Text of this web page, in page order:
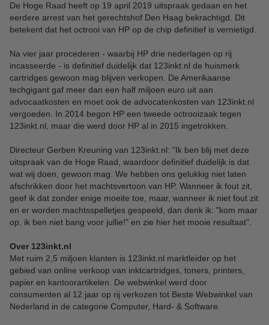
De Hoge Raad heeft op 19 april 2019 uitspraak gedaan en het
eerdere arrest van het gerechtshof Den Haag bekrachtigd. Dit
betekent dat het octrooi van HP op de chip definitief is vernietigd.
Na vier jaar procederen - waarbij HP drie nederlagen op rij
incasseerde - is definitief duidelijk dat 123inkt.nl de huismerk
cartridges gewoon mag blijven verkopen. De Amerikaanse
techgigant gaf meer dan een half miljoen euro uit aan
advocaatkosten en moet ook de advocatenkosten van 123inkt.nl
vergoeden. In 2014 begon HP een tweede octrooizaak tegen
123inkt.nl, maar die werd door HP al in 2015 ingetrokken.
Directeur Gerben Kreuning van 123inkt.nl: "Ik ben blij met deze
uitspraak van de Hoge Raad, waardoor definitief duidelijk is dat
wat wij doen, gewoon mag. We hebben ons gelukkig niet laten
afschrikken door het machtsvertoon van HP. Wanneer ik fout zit,
geef ik dat zonder enige moeite toe, maar, wanneer ik niet fout zit
en er worden machtsspelletjes gespeeld, dan denk ik: "kom maar
op, ik ben niet bang voor jullie!" en zie hier het mooie resultaat".
Over 123inkt.nl
Met ruim 2,5 miljoen klanten is 123inkt.nl marktleider op het
gebied van online verkoop van inktcartridges, toners, printers,
papier en kantoorartikelen. De webwinkel werd door
consumenten al 12 jaar op rij verkozen tot Beste Webwinkel van
Nederland in de categorie Computer, Hard- & Software.